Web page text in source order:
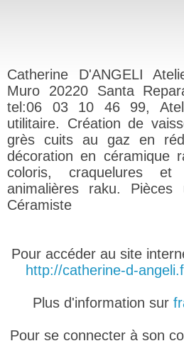
Catherine D'ANGELI
Muro 20220 Santa
tel:06 03 10 46 99,
utilitaire. Création de
grès cuits au gaz en
décoration en céramique
coloris, craquelures et
animalières raku.
Céramiste
Pour accéder au site
http://catherine-d-
Plus d'information sur
Pour se connecter à son